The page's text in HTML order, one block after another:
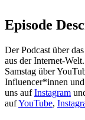
Episode
Der Podcast über
aus der Internet-
Samstag über
Influencer*innen
uns aufInstagram
aufYouTube,